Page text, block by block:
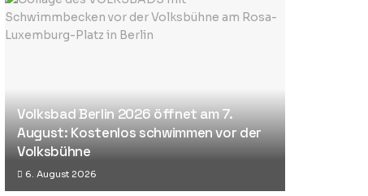
Volksbad Berlin 2026 öffnet am 7.
August: Kostenlos schwimmen vor der
Volksbühne
6. August 2026